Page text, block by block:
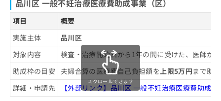
品川区 一般不妊治療医療費助成事業（区）
項目
概要
実施主体
品川区
対象内容
検査・治療開始日から1年の間に受けた、医師が
助成枠の目安
夫婦合算の医療費自己負担額を上限5万円まで助
詳細・申請先
【外部リンク】品川区 一般不妊治療医療費助成事
スクロールできます